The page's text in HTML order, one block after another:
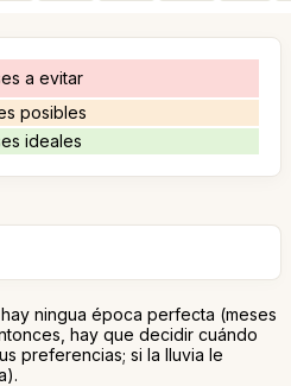
a evitar
posibles
ideales
ningua época perfecta (meses
hay que decidir cuándo
preferencias; si la lluvia le